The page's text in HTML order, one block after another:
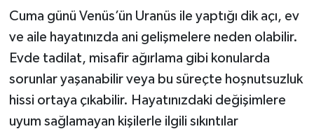
Cuma günü Venüs’ün Uranüs ile yaptığı dik açı, ev
ve aile hayatınızda ani gelişmelere neden olabilir.
Evde tadilat, misafir ağırlama gibi konularda
sorunlar yaşanabilir veya bu süreçte hoşnutsuzluk
hissi ortaya çıkabilir. Hayatınızdaki değişimlere
uyum sağlamayan kişilerle ilgili sıkıntılar